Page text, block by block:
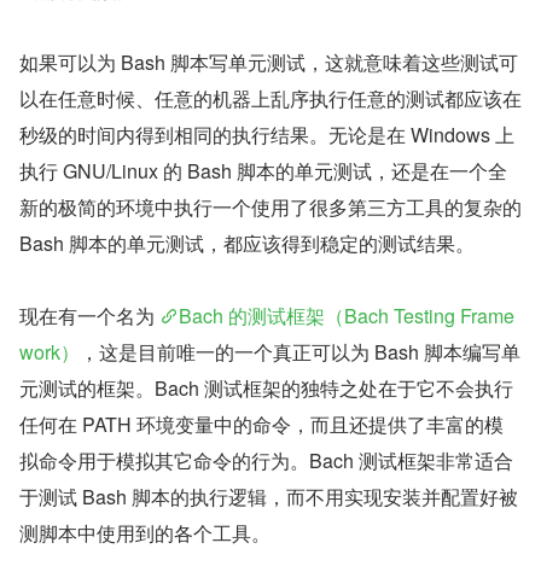
如果可以为 Bash 脚本写单元测试，这就意味着这些测试可
以在任意时候、任意的机器上乱序执行任意的测试都应该在
秒级的时间内得到相同的执行结果。无论是在 Windows 上
执行 GNU/Linux 的 Bash 脚本的单元测试，还是在一个全
新的极简的环境中执行一个使用了很多第三方工具的复杂的
Bash 脚本的单元测试，都应该得到稳定的测试结果。
现在有一个名为
Bach 的测试框架（Bach Testing Frame
work）
，这是目前唯一的一个真正可以为 Bash 脚本编写单
元测试的框架。Bach 测试框架的独特之处在于它不会执行
任何在 PATH 环境变量中的命令，而且还提供了丰富的模
拟命令用于模拟其它命令的行为。Bach 测试框架非常适合
于测试 Bash 脚本的执行逻辑，而不用实现安装并配置好被
测脚本中使用到的各个工具。